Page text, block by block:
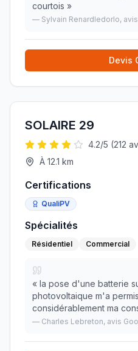
courtois »
— Sylvain Renardledorlo,
Devis
SOLAIRE 29
4.2/5 (212
À 12.1 km
Certifications
QualiPV
Spécialités
Résidentiel Commercial
« la pose d'une batterie
photovoltaique m'a
considérablement ma
Bravo .»
— Charles Lebreton, avis